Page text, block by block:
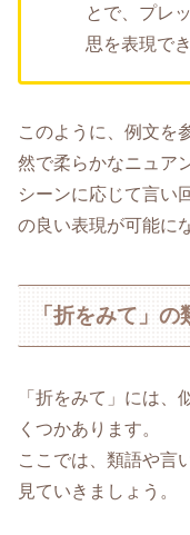
とで、プレ
思を表現で
このように、例文を
然で柔らかなニュア
シーンに応じて言い
の良い表現が可能に
「折をみて」
「折をみて」には
くつかあります。
ここでは、類語や言
見ていきましょう。